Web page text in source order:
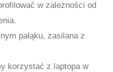
w zależności od
pałąku, zasilana z
korzystać z laptopa w